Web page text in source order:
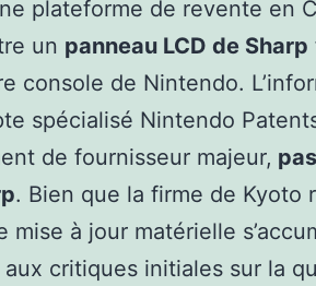
plateforme de revente en
un panneau LCD de Sharp
console de Nintendo.
spécialisé Nintendo
de fournisseur majeur,
. Bien que la firme de Kyoto
mise à jour matérielle
critiques initiales sur la